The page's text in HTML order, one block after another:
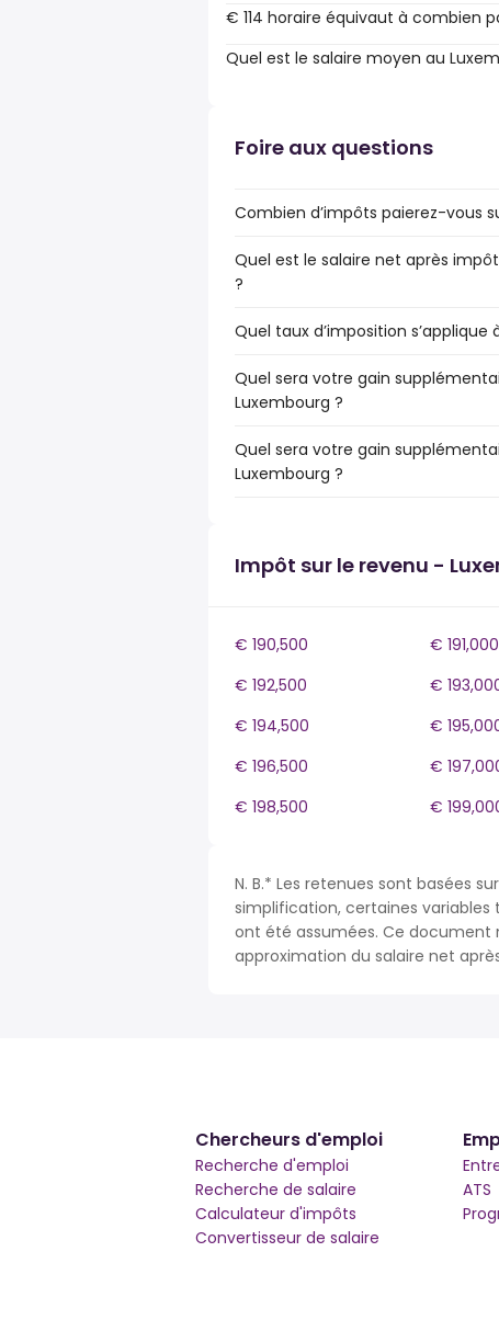
€ 114 horaire équivaut à combien
Quel est le salaire moyen au
Foire aux questions
Combien d’impôts paierez-vous
Quel est le salaire net après
?
Quel taux d’imposition
Quel sera votre gain
Luxembourg ?
Quel sera votre gain
Luxembourg ?
Impôt sur le revenu -
€ 190,500 € 191,000
€ 192,500
€
€ 194,500
€
€ 196,500
€
€ 198,500
€
N. B.* Les retenues sont basées
simplification, certaines
ont été assumées. Ce document
approximation du salaire net
Chercheurs d'emploi
Recherche d'emploi
Recherche de salaire
Calculateur d'impôts
Convertisseur de salaire
ATS